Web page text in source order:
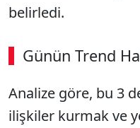
belirledi.
Günün Trend
00:02 / 08:06
Analize göre, bu 3
ilişkiler kurmak ve